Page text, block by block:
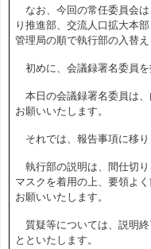
なお、今回の常任委員会は
り推進部、交流人口拡大本部
管理局の順で執行部の入替え
初めに、会議録署名委員を
本日の会議録署名委員は、
お願いいたします。
それでは、報告事項に移り
執行部の説明は、間仕切り
マスクを着用の上、要領よく
お願いいたします。
質疑等については、説明終
とといたします。